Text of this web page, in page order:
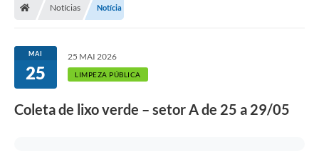
Serviços Públicos
Carta de Serviços
Notícias Notícia
MAI
25
25 MAI 2026
LIMPEZA PÚBLICA
Coleta de lixo verde – setor A de 25 a 29/05